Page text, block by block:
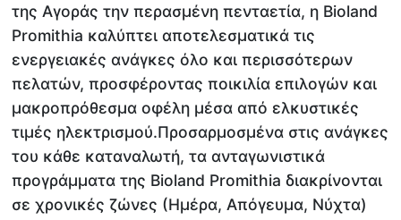
της Αγοράς την περασμένη πενταετία, η Bioland
Promithia καλύπτει αποτελεσματικά τις
ενεργειακές ανάγκες όλο και περισσότερων
πελατών, προσφέροντας ποικιλία επιλογών και
μακροπρόθεσμα οφέλη μέσα από ελκυστικές
τιμές ηλεκτρισμού.Προσαρμοσμένα στις ανάγκες
του κάθε καταναλωτή, τα ανταγωνιστικά
προγράμματα της Bioland Promithia διακρίνονται
σε χρονικές ζώνες (Ημέρα, Απόγευμα, Νύχτα)